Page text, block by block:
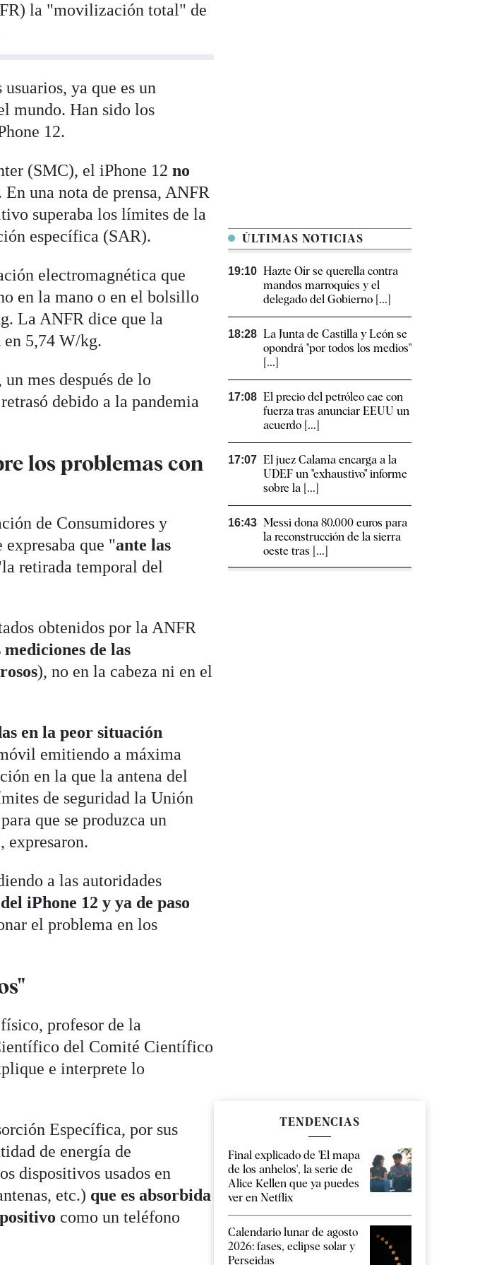
la "movilización total" de
ya que es un
mundo. Han sido los
12.
(SMC), el iPhone 12no
En una nota de prensa, ANFR
superaba los límites de la
específica (SAR).
electromagnética que
en la mano o en el bolsillo
La ANFR dice que la
5,74 W/kg.
un mes después de lo
debido a la pandemia
los problemas con
de Consumidores y
que "ante las
retirada temporal del
obtenidos por la ANFR
de las
), no en la cabeza ni en el
en la peor situación
emitiendo a máxima
en la que la antena del
de seguridad la Unión
que se produzca un
expresaron.
a las autoridades
iPhone 12 y ya de paso
el problema en los
profesor de la
del Comité Científico
e interprete lo
Específica, por sus
de energía de
dispositivos usados en
etc.) que es absorbida
como un teléfono
ÚLTIMAS NOTICIAS
19:10 Hazte Oír se querella contra
mandos marroquíes y el
delegado del Gobierno [...]
18:28 La Junta de Castilla y León se
opondrá "por todos los medios"
[...]
17:08 El precio del petróleo cae con
fuerza tras anunciar EEUU un
acuerdo [...]
17:07 El juez Calama encarga a la
UDEF un "exhaustivo" informe
sobre la [...]
16:43 Messi dona 80.000 euros para
la reconstrucción de la sierra
oeste tras [...]
TENDENCIAS
Final explicado de 'El mapa
de los anhelos', la serie de
Alice Kellen que ya puedes
ver en Netflix
Calendario lunar de agosto
2026: fases, eclipse solar y
Perseidas